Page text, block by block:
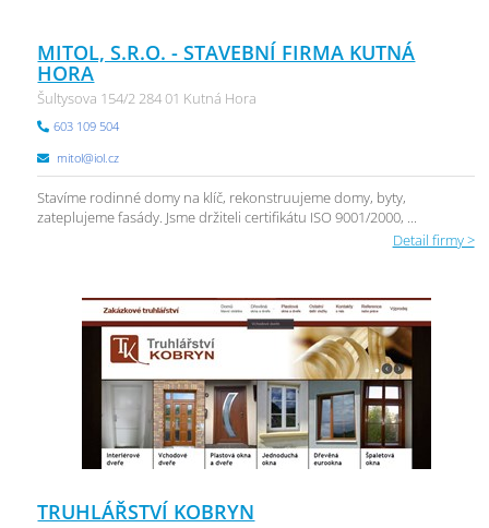
MITOL, S.R.O. - STAVEBNÍ FIRMA KUTNÁ
HORA
Šultysova 154/2 284 01 Kutná Hora
603 109 504
mitol@iol.cz
Stavíme rodinné domy na klíč, rekonstruujeme domy, byty,
zateplujeme fasády. Jsme držiteli certifikátu ISO 9001/2000, ...
Detail firmy >
TRUHLÁŘSTVÍ KOBRYN